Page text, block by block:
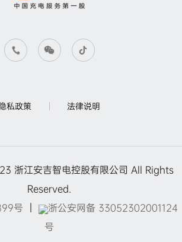
私政策 法律说明
浙江安吉智电控股有限公司 All Rights
Reserved.
号｜
浙公安网备 33052302001124
号